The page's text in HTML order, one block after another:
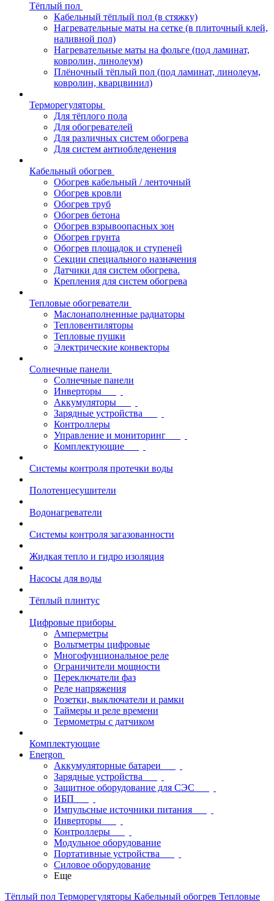
Тёплый пол
Кабельный тёплый пол (в стяжку)
Нагревательные маты на сетке (в плиточный клей,
наливной пол)
Нагревательные маты на фольге (под ламинат,
ковролин, линолеум)
Плёночный тёплый пол (под ламинат, линолеум,
ковролин, кварцвинил)
Терморегуляторы
Для тёплого пола
Для обогревателей
Для различных систем обогрева
Для систем антиобледенения
Кабельный обогрев
Обогрев кабельный / ленточный
Обогрев кровли
Обогрев труб
Обогрев бетона
Обогрев взрывоопасных зон
Обогрев грунта
Обогрев площадок и ступеней
Секции специального назначения
Датчики для систем обогрева.
Крепления для систем обогрева
Тепловые обогреватели
Маслонаполненные радиаторы
Тепловентиляторы
Тепловые пушки
Электрические конвекторы
Солнечные панели
Солнечные панели
Инверторы
Аккумуляторы
Зарядные устройства
Контроллеры
Управление и мониторинг
Комплектующие
Системы контроля протечки воды
Полотенцесушители
Водонагреватели
Системы контроля загазованности
Жидкая тепло и гидро изоляция
Насосы для воды
Тёплый плинтус
Цифровые приборы
Амперметры
Вольтметры цифровые
Многофунциональное реле
Ограничители мощности
Переключатели фаз
Реле напряжения
Розетки, выключатели и рамки
Таймеры и реле времени
Термометры c датчиком
Комплектующие
Energon
Аккумуляторные батареи
Зарядные устройства
Защитное оборудование для СЭС
ИБП
Импульсные источники питания
Инверторы
Контроллеры
Модульное оборудование
Портативные устройства
Силовое оборудование
Еще
Тёплый пол Терморегуляторы Кабельный обогрев Тепловые